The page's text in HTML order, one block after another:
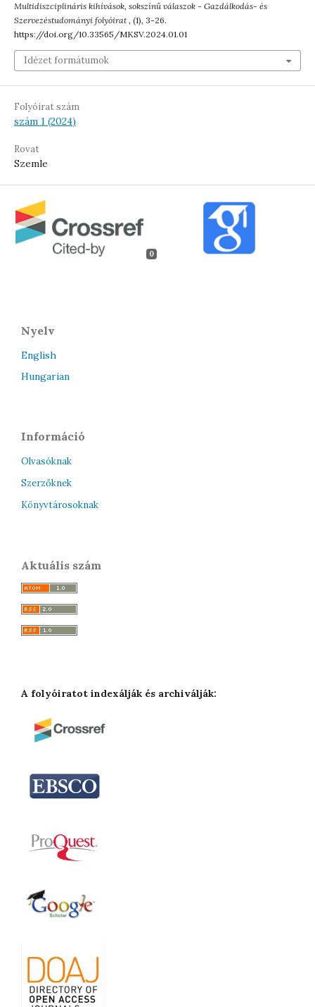
Multidiszciplináris kihívások, sokszínű válaszok - Gazdálkodás- és
Szervezéstudományi folyóirat, (1), 3-26.
https://doi.org/10.33565/MKSV.2024.01.01
Idézet formátumok
Folyóirat szám
szám 1 (2024)
Rovat
Szemle
0
Nyelv
English
Hungarian
Információ
Olvasóknak
Szerzőknek
Könyvtárosoknak
Aktuális szám
A folyóiratot indexálják és archiválják: